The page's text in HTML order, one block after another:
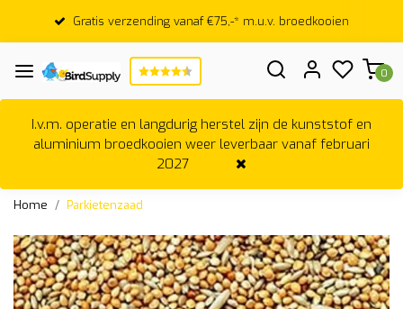
Gratis verzending vanaf €75,-* m.u.v. broedkooien
0
I.v.m. operatie en langdurig herstel zijn de kunststof en
aluminium broedkooien weer leverbaar vanaf februari
2027
Home Parkietenzaad